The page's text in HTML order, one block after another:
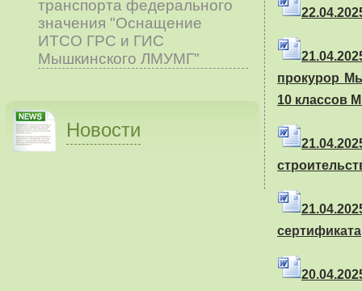
транспорта федерального
значения "Оснащение
ИТСО ГРС и ГИС
Мышкинского ЛМУМГ"
Новости
прокурор
10 классов
сертификата